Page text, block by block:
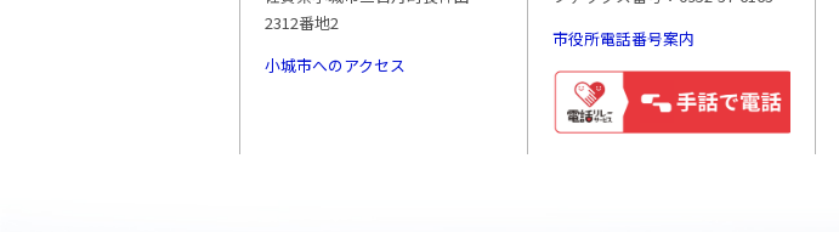
2312番地2
小城市へのアクセス
市役所電話番号案内